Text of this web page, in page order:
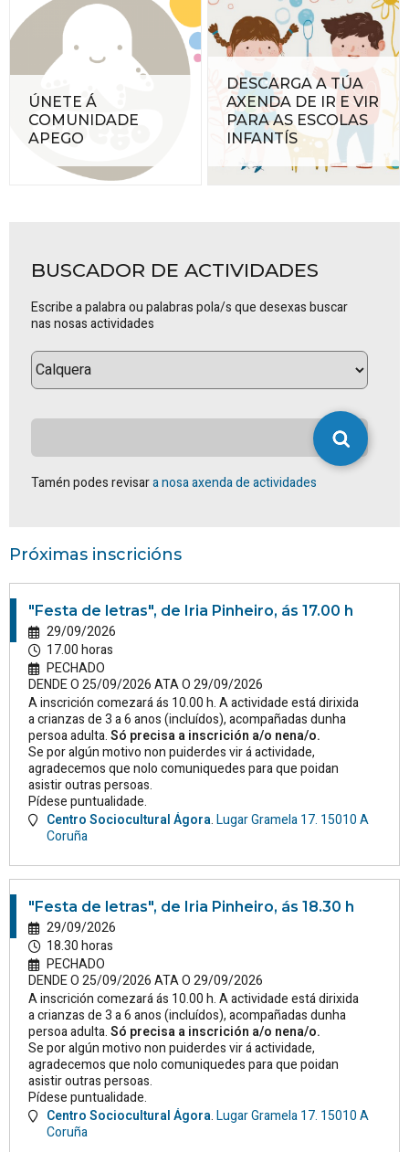
ÚNETE Á
COMUNIDADE
APEGO
DESCARGA A TÚA
AXENDA DE IR E VIR
PARA AS ESCOLAS
INFANTÍS
BUSCADOR DE ACTIVIDADES
Escribe a palabra ou palabras pola/s que desexas buscar
nas nosas actividades
Tamén podes revisara nosa axenda de actividades
Próximas inscricións
"Festa de letras", de Iria Pinheiro, ás 17.00 h
29/09/2026
17.00 horas
PECHADO
DENDE O 25/09/2026 ATA O 29/09/2026
A inscrición comezará ás 10.00 h. A actividade está dirixida
a crianzas de 3 a 6 anos (incluídos), acompañadas dunha
persoa adulta.Só precisa a inscrición a/o nena/o.
Se por algún motivo non puiderdes vir á actividade,
agradecemos que nolo comuniquedes para que poidan
asistir outras persoas.
Pídese puntualidade.
Centro Sociocultural Ágora.Lugar Gramela 17. 15010A
Coruña
"Festa de letras", de Iria Pinheiro, ás 18.30 h
29/09/2026
18.30 horas
PECHADO
DENDE O 25/09/2026 ATA O 29/09/2026
A inscrición comezará ás 10.00 h. A actividade está dirixida
a crianzas de 3 a 6 anos (incluídos), acompañadas dunha
persoa adulta.Só precisa a inscrición a/o nena/o.
Se por algún motivo non puiderdes vir á actividade,
agradecemos que nolo comuniquedes para que poidan
asistir outras persoas.
Pídese puntualidade.
Centro Sociocultural Ágora.Lugar Gramela 17. 15010A
Coruña